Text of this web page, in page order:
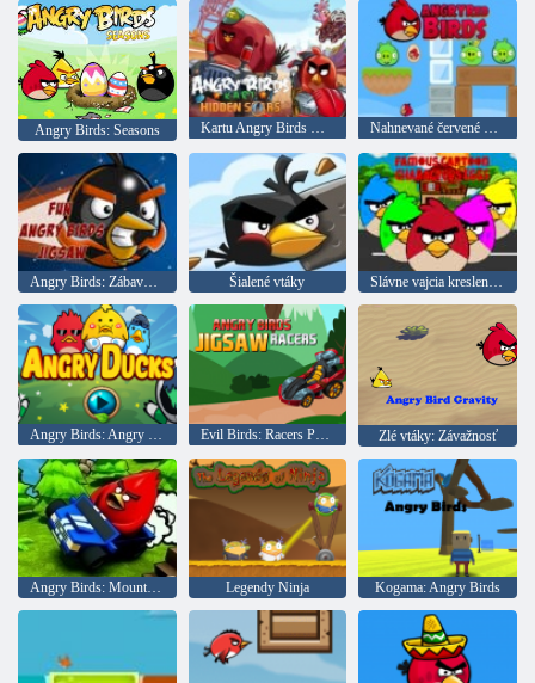
Angry Birds: Seasons Kartu Angry Birds Hidden Stars Nahnevané červené vtáky
Angry Birds: Zábavné puzzle Šialené vtáky Slávne vajcia kreslených postavičiek
Evil Birds: Racers Puzzle Zlé vtáky: Závažnosť
Angry Birds: Mountain závod Legendy Ninja Kogama: Angry Birds